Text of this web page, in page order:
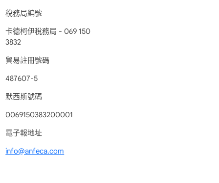
稅務局編號
卡德柯伊稅務局 - 069 150
3832
貿易註冊號碼
487607-5
默西斯號碼
0069150383200001
電子報地址
info@anfeca.com